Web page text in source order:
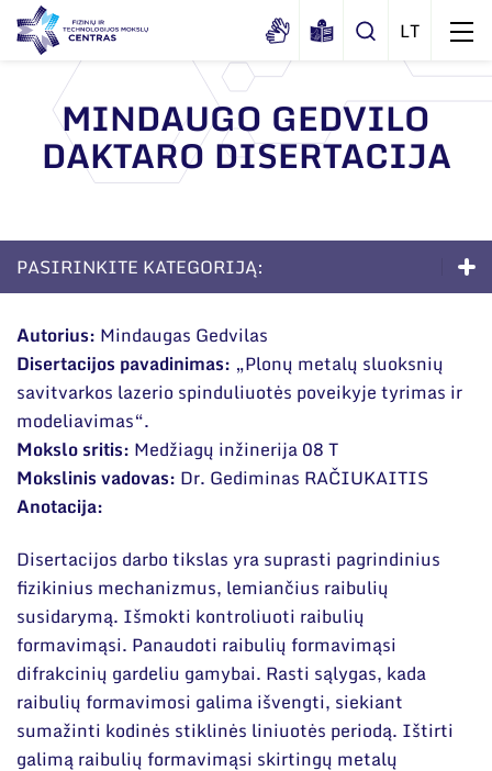
Apie mus
Dokumentai
Sertifikatai ir akreditavimo pažymėjimai
Viešieji pirkimai
Duomenų apsauga
Darbuotojams
Nuorodos
Narystė nacionalinėse ir tarptautinėse
Administracija
Administraciniai skyriai
Moksliniai skyriai
Mokslo taryba
Tarptautinė patarėjų taryba
Mokslininkai emeritai
Naujienos
Renginiai
Tinklalaidės
Leidiniai
Bendri rekvizitai
Administracija
Darbuotojų kontaktai
MINDAUGO GEDVILO
DAKTARO DISERTACIJA
PASIRINKITE KATEGORIJĄ:
Apie studijas
Priėmimas į doktorantūrą
Gyvenimas doktorantūroje
DUK
Dokumentai
Autorius: Mindaugas Gedvilas
Disertacijos pavadinimas: „Plonų metalų sluoksnių
savitvarkos lazerio spinduliuotės poveikyje tyrimas ir
modeliavimas“.
Mokslo sritis: Medžiagų inžinerija 08 T
Mokslinis vadovas: Dr. Gediminas RAČIUKAITIS
Anotacija:
Disertacijos darbo tikslas yra suprasti pagrindinius
fizikinius mechanizmus, lemiančius raibulių
susidarymą. Išmokti kontroliuoti raibulių
formavimąsi. Panaudoti raibulių formavimąsi
difrakcinių gardeliu gamybai. Rasti sąlygas, kada
raibulių formavimosi galima išvengti, siekiant
sumažinti kodinės stiklinės liniuotės periodą. Ištirti
galimą raibulių formavimąsi skirtingų metalų